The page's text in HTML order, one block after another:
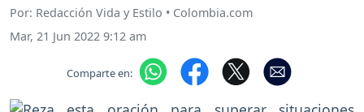
Por: Redacción Vida y Estilo • Colombia.com
Mar, 21 Jun 2022 9:12 am
Comparte en: